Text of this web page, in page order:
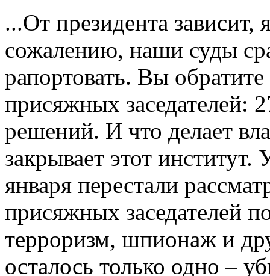
...От президента зависит,
сожалению, наши суды
рапортовать. Вы
присяжных заседателей:
решений. И что делает
закрывает этот институт.
января перестали
присяжных заседателей
терроризм, шпионаж и
осталось только одно –